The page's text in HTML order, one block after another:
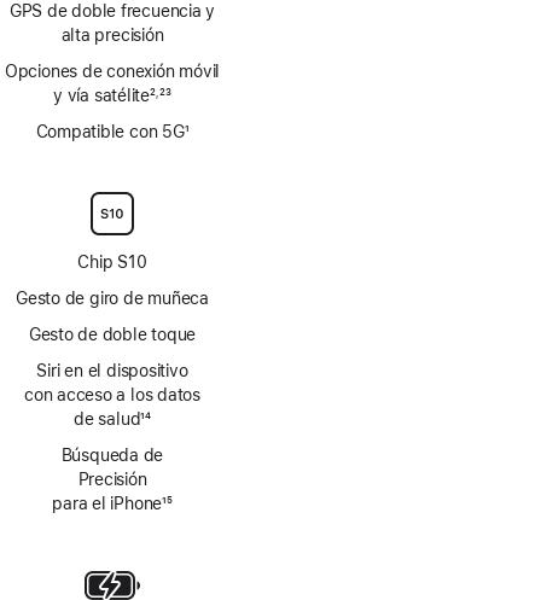
GPS de doble frecuencia y
alta precisión
Opciones de conexión móvil
y vía satélite2,23
Compatible con 5G
página
1
Chip S10
Gesto de giro de muñeca
Gesto de doble toque
Siri en el dispositivo
con acceso a los datos
de salud14
Búsqueda de
Precisión
para el iPhone15